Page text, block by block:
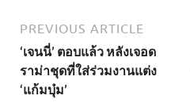
PREVIOUS ARTICLE
‘เจนนี่’ ตอบแล้ว หลังเจอด
ราม่าชุดที่ใส่ร่วมงานแต่ง
‘แก้มบุ๋ม’